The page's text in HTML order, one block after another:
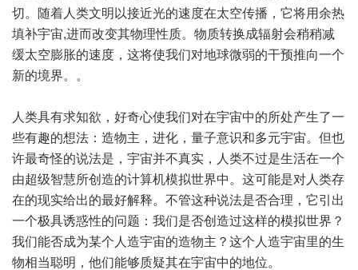
切。随着人类文明以接近光的速度在太空传播，它将用余热
填补宇宙,进而改变其物理性质。物质转换成辐射会稍稍减
缓太空膨胀的速度，这将使我们对地球微弱的干预推向一个
新的境界。。
人类具有求知欲，好奇心使我们对在宇宙中的所处产生了一
些有趣的想法：造物主，进化，量子意识和多元宇宙。但也
许最奇怪的说法是，宇宙并不真实，人类不过是生活在一个
由超级智慧所创造的计算机模拟世界中。这可能是对人类存
在的现实给出的最好解释。不管这种说法是否合理，它引出
一个极具诱惑性的问题：我们是否创造过这样的模拟世界？
我们能否成为某个人造宇宙的造物主？这个人造宇宙里的生
物相当聪明，他们能够质疑其在宇宙中的地位。